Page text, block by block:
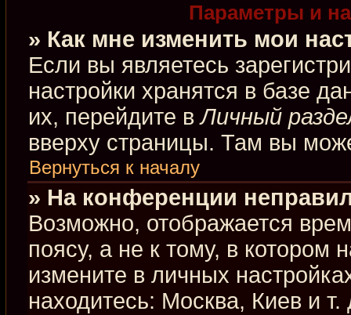
Параметры и
» Как мне изменить мои
Если вы являетесь
настройки хранятся в базе
их, перейдите вЛичный
вверху страницы. Там вы
Вернуться к началу
» На конференции
Возможно, отображается
поясу, а не к тому, в котором
измените в личных
находитесь: Москва, Киев и